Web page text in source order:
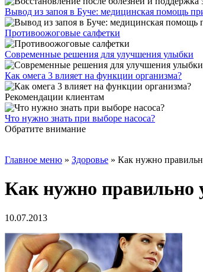
Вывод из запоя в Буче: медицинская помощь
Противоожоговые салфетки
Современные решения для улучшения улыбки
Как омега 3 влияет на функции организма?
Рекомендации клиентам
Что нужно знать при выборе насоса?
Обратите внимание
Главное меню » Здоровье » Как нужно
Как нужно правильно
10.07.2013